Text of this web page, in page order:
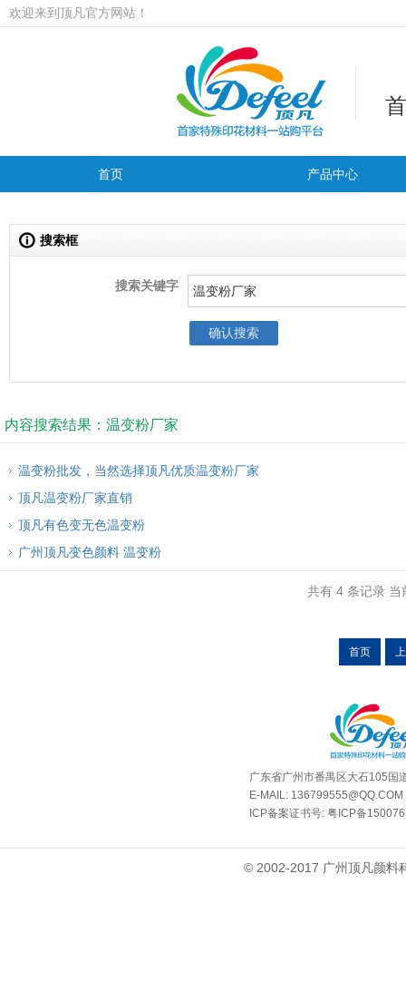
欢迎来到顶凡官方网站！
首页 产品中心
搜索框
搜索关键字
内容搜索结果：温变粉厂家
温变粉批发，当然选择顶凡优质温变粉厂家
顶凡温变粉厂家直销
顶凡有色变无色温变粉
广州顶凡变色颜料 温变粉
共有 4 条记录 当
首页
广东省广州市番禺区大石105国
E-MAIL: 136799555@QQ.COM
ICP备案证书号:粤ICP备
© 2002-2017 广州顶凡颜料